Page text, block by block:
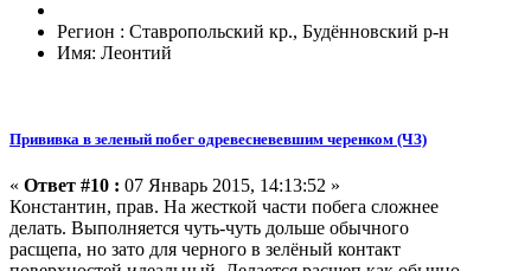
Регион : Ставропольский кр., Будённовский р-н
Имя: Леонтий
Прививка в зеленый побег одревесневевшим черенком (ЧЗ)
« Ответ #10 : 07 Январь 2015, 14:13:52 »
Константин, прав. На жесткой части побега сложнее
делать. Выполняется чуть-чуть дольше обычного
расщепа, но зато для черного в зелёный контакт